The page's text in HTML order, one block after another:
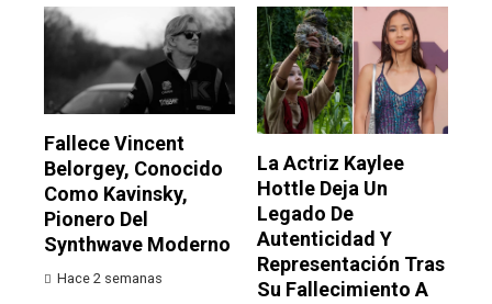
Fallece Vincent
Belorgey, Conocido
Como Kavinsky,
Pionero Del
Synthwave Moderno
Hace 2 semanas
La Actriz Kaylee
Hottle Deja Un
Legado De
Autenticidad Y
Representación Tras
Su Fallecimiento A